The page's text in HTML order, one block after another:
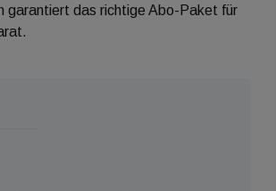
garantiert das richtige Abo-Paket für